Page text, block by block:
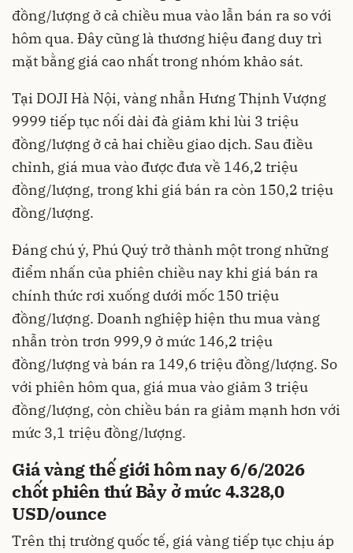
đồng/lượng ở cả chiều mua vào lẫn bán ra so với
hôm qua. Đây cũng là thương hiệu đang duy trì
mặt bằng giá cao nhất trong nhóm khảo sát.
Tại DOJI Hà Nội, vàng nhẫn Hưng Thịnh Vượng
9999 tiếp tục nối dài đà giảm khi lùi 3 triệu
đồng/lượng ở cả hai chiều giao dịch. Sau điều
chỉnh, giá mua vào được đưa về 146,2 triệu
đồng/lượng, trong khi giá bán ra còn 150,2 triệu
đồng/lượng.
Đáng chú ý, Phú Quý trở thành một trong những
điểm nhấn của phiên chiều nay khi giá bán ra
chính thức rơi xuống dưới mốc 150 triệu
đồng/lượng. Doanh nghiệp hiện thu mua vàng
nhẫn tròn trơn 999,9 ở mức 146,2 triệu
đồng/lượng và bán ra 149,6 triệu đồng/lượng. So
với phiên hôm qua, giá mua vào giảm 3 triệu
đồng/lượng, còn chiều bán ra giảm mạnh hơn với
mức 3,1 triệu đồng/lượng.
Giá vàng thế giới hôm nay 6/6/2026
chốt phiên thứ Bảy ở mức 4.328,0
USD/ounce
Trên thị trường quốc tế, giá vàng tiếp tục chịu áp